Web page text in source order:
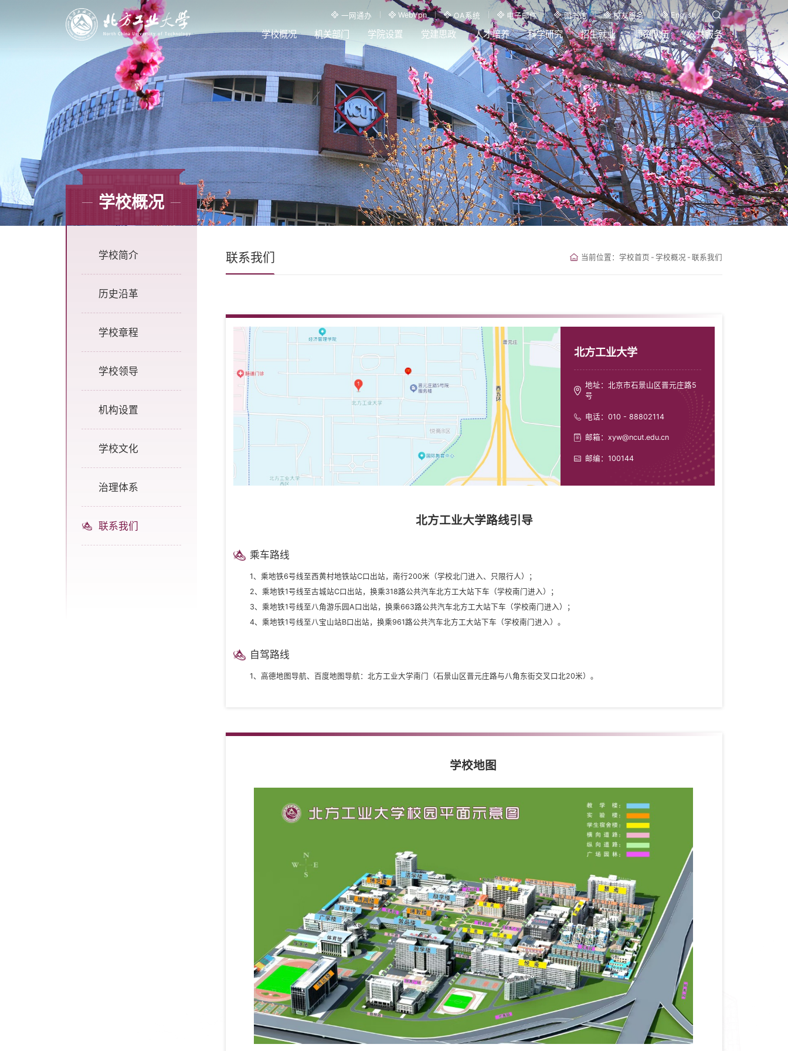
一网通办 WebVpn OA系统 电子邮件 图书馆 校友服务 English
学校概况 机关部门 学院设置 党建思政 人才培养 科学研究 招生就业 师资队伍 公共服务
学校概况
学校简介
历史沿革
学校章程
学校领导
机构设置
学校文化
治理体系
联系我们
联系我们 当前位置： 学校首页 - 学校概况 - 联系我们
北方工业大学
地址：北京市石景山区晋元庄路5
号
电话：010 - 88802114
邮箱：xyw@ncut.edu.cn
邮编：100144
北方工业大学路线引导
乘车路线
1、乘地铁6号线至西黄村地铁站C口出站，南行200米（学校北门进入、只限行人）；
2、乘地铁1号线至古城站C口出站，换乘318路公共汽车北方工大站下车（学校南门进入）；
3、乘地铁1号线至八角游乐园A口出站，换乘663路公共汽车北方工大站下车（学校南门进入）；
4、乘地铁1号线至八宝山站B口出站，换乘961路公共汽车北方工大站下车（学校南门进入）。
自驾路线
1、高德地图导航、百度地图导航：北方工业大学南门（石景山区晋元庄路与八角东街交叉口北20米）。
学校地图